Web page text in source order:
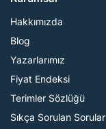
Hakkımızda
Blog
Yazarlarımız
Fiyat Endeksi
Terimler Sözlüğü
Sıkça Sorulan Sorular